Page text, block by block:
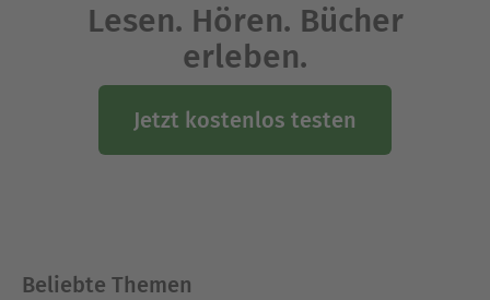
Lesen. Hören. Bücher
erleben.
Jetzt kostenlos testen
Beliebte Themen